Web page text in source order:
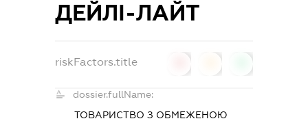
ДЕЙЛІ-ЛАЙТ
riskFactors.title
dossier.fullName:
ТОВАРИСТВО З ОБМЕЖЕНОЮ